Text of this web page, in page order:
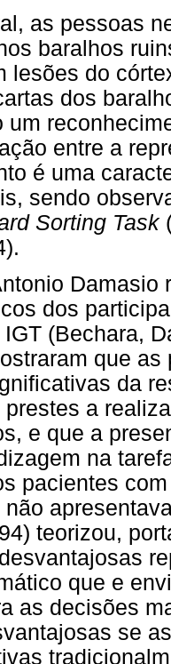
as pessoas
baralhos
lesões do
dos
um
entre a
é uma
sendo
Sorting Task
Damasio
dos
(Bechara,
que
da
a
e que a
na
pacientes
teorizou,
que e
as decisões
se